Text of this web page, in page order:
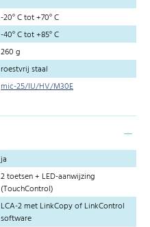
-20° C tot +70° C
-40° C tot +85° C
260 g
roestvrij staal
mic-25/IU/HV/M30E
ja
2 toetsen + LED-aanwijzing
(TouchControl)
LCA-2 met LinkCopy of LinkControl
software